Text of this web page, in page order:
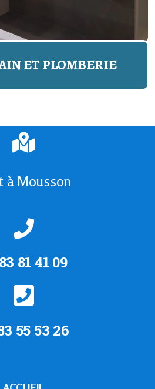
ET PLOMBERIE
à Mousson
81 41 09
55 53 26